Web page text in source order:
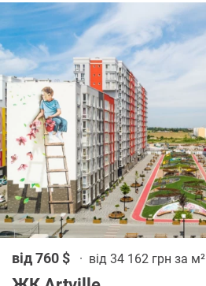
від 760 $ · від 34 162 грн за м²